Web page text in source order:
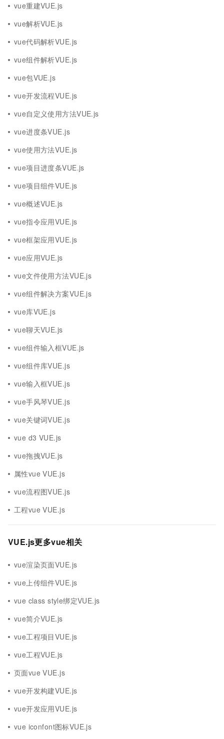
vue重建VUE.js
vue解析VUE.js
vue代码解析VUE.js
vue组件解析VUE.js
vue包VUE.js
vue开发流程VUE.js
vue自定义使用方法VUE.js
vue进度条VUE.js
vue使用方法VUE.js
vue项目进度条VUE.js
vue项目组件VUE.js
vue概述VUE.js
vue指令应用VUE.js
vue框架应用VUE.js
vue应用VUE.js
vue文件使用方法VUE.js
vue组件解决方案VUE.js
vue库VUE.js
vue聊天VUE.js
vue组件输入框VUE.js
vue组件库VUE.js
vue输入框VUE.js
vue手风琴VUE.js
vue关键词VUE.js
vue d3 VUE.js
vue拖拽VUE.js
属性vue VUE.js
vue流程图VUE.js
工程vue VUE.js
VUE.js更多vue相关
vue渲染页面VUE.js
vue上传组件VUE.js
vue class style绑定VUE.js
vue简介VUE.js
vue工程项目VUE.js
vue工程VUE.js
页面vue VUE.js
vue开发构建VUE.js
vue开发应用VUE.js
vue iconfont图标VUE.js